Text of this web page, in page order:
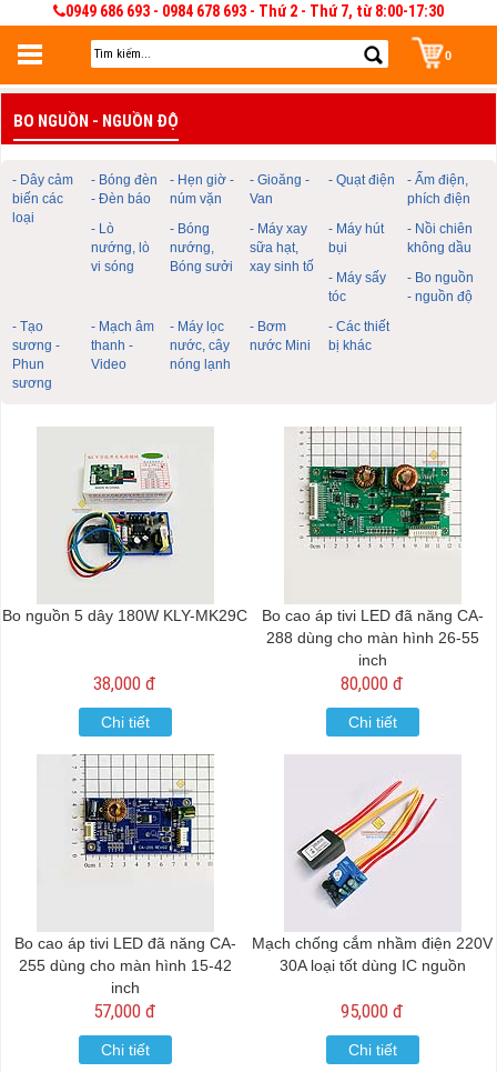
0949 686 693 - 0984 678 693 - Thứ 2 - Thứ 7, từ 8:00-17:30
0
Đăng nhập
Đăng nhập để lưu giỏ hàng 30 ngày. Có thể sửa và quản lý giỏ hàng và đơn
hàng
BO NGUỒN - NGUỒN ĐỘ
- Dây cảm
biến các
loại
- Bóng đèn
- Đèn báo
- Hẹn giờ -
núm vặn
- Gioăng -
Van
- Quạt điện
- Ấm điện,
phích điện
- Lò
nướng, lò
vi sóng
- Bóng
nướng,
Bóng sưởi
- Máy xay
sữa hạt,
xay sinh tố
- Máy hút
bụi
- Nồi chiên
không dầu
- Máy sấy
tóc
- Bo nguồn
- nguồn độ
- Tạo
sương -
Phun
sương
- Mạch âm
thanh -
Video
- Máy lọc
nước, cây
nóng lạnh
- Bơm
nước Mini
- Các thiết
bị khác
Bo nguồn 5 dây 180W KLY-MK29C
38,000 đ
Chi tiết
Bo cao áp tivi LED đã năng CA-
288 dùng cho màn hình 26-55
inch
80,000 đ
Chi tiết
Bo cao áp tivi LED đã năng CA-
255 dùng cho màn hình 15-42
inch
57,000 đ
Chi tiết
Mạch chống cắm nhầm điện 220V
30A loại tốt dùng IC nguồn
95,000 đ
Chi tiết